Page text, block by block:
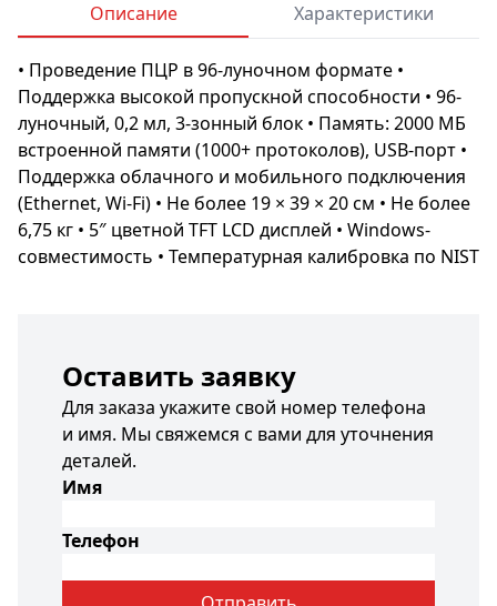
Описание
Характеристики
• Проведение ПЦР в 96-луночном формате •
Поддержка высокой пропускной способности • 96-
луночный, 0,2 мл, 3-зонный блок • Память: 2000 МБ
встроенной памяти (1000+ протоколов), USB-порт •
Поддержка облачного и мобильного подключения
(Ethernet, Wi-Fi) • Не более 19 × 39 × 20 см • Не более
6,75 кг • 5″ цветной TFT LCD дисплей • Windows-
совместимость • Температурная калибровка по NIST
Оставить заявку
Для заказа укажите свой номер телефона
и имя. Мы свяжемся с вами для уточнения
деталей.
Имя
Телефон